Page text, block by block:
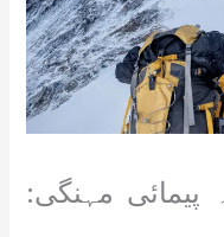
مہنگی: